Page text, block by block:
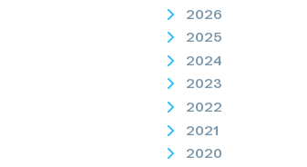
2026
2025
2024
2023
2022
2021
2020